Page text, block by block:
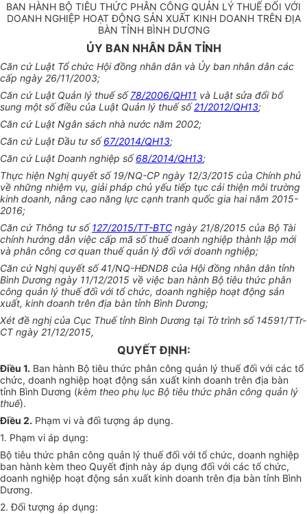
BAN HÀNH BỘ TIÊU THỨC PHÂN CÔNG QUẢN LÝ THUẾ ĐỐI VỚI
DOANH NGHIỆP HOẠT ĐỘNG SẢN XUẤT KINH DOANH TRÊN ĐỊA
BÀN TỈNH BÌNH DƯƠNG
ỦY BAN NHÂN DÂN TỈNH
Căn cứ Luật Tổ chức Hội đồng nhân dân và Ủy ban nhân dân các
cấp ngày 26/11/2003;
Căn cứ Luật Quản lý thuế số78/2006/QH11 và Luật sửa đổi bổ
sung một số điều của Luật Quản lý thuế số21/2012/QH13;
Căn cứ Luật Ngân sách nhà nước năm 2002;
Căn cứ Luật Đầu tư số67/2014/QH13;
Căn cứ Luật Doanh nghiệp số68/2014/QH13;
Thực hiện Nghị quyết số 19/NQ-CP ngày 12/3/2015 của Chính phủ
về những nhiệm vụ, giải pháp chủ yếu tiếp tục cải thiện môi trường
kinh doanh, nâng cao năng lực cạnh tranh quốc gia hai năm 2015-
2016;
Căn cứ Thông tư số127/2015/TT-BTC ngày 21/8/2015 của Bộ Tài
chính hướng dẫn việc cấp mã số thuế doanh nghiệp thành lập mới
và phân công cơ quan thuế quản lý đối với doanh nghiệp;
Căn cứ Nghị quyết số 41/NQ-HĐND8 của Hội đồng nhân dân tỉnh
Bình Dương ngày 11/12/2015 về việc ban hành Bộ tiêu thức phân
công quản lý thuế đối với tổ chức, doanh nghiệp hoạt động sản
xuất, kinh doanh trên địa bàn tỉnh Bình Dương;
Xét đề nghị của Cục Thuế tỉnh Bình Dương tại Tờ trình số 14591/TTr-
CT ngày 21/12/2015,
QUYẾT ĐỊNH:
Điều 1. Ban hành Bộ tiêu thức phân công quản lý thuế đối với các tổ
chức, doanh nghiệp hoạt động sản xuất kinh doanh trên địa bàn
tỉnh Bình Dương (kèm theo phụ lục Bộ tiêu thức phân công quản lý
thuế).
Điều 2. Phạm vi và đối tượng áp dụng.
1. Phạm vi áp dụng:
Bộ tiêu thức phân công quản lý thuế đối với tổ chức, doanh nghiệp
ban hành kèm theo Quyết định này áp dụng đối với các tổ chức,
doanh nghiệp hoạt động sản xuất kinh doanh trên địa bàn tỉnh Bình
Dương.
2. Đối tượng áp dụng: